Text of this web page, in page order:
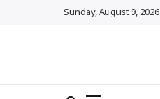
Sunday, August 9, 2026